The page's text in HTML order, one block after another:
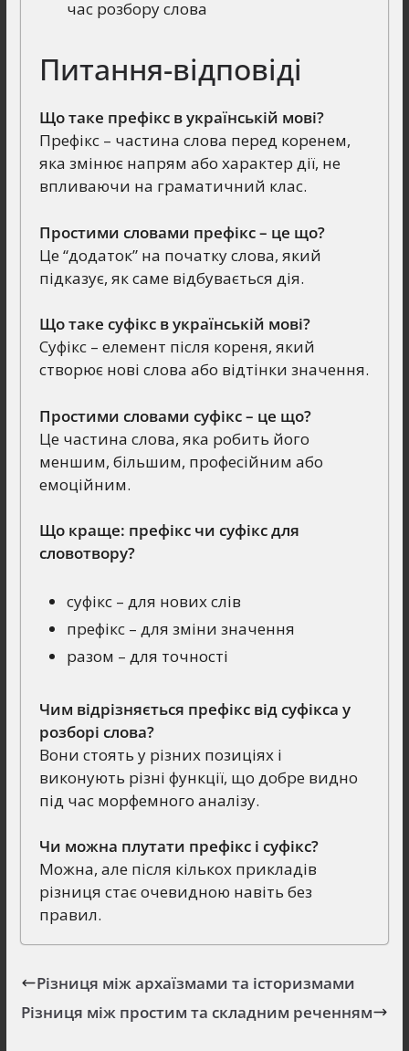
час розбору слова
Питання-відповіді
Що таке префікс в українській мові?
Префікс – частина слова перед коренем,
яка змінює напрям або характер дії, не
впливаючи на граматичний клас.
Простими словами префікс – це що?
Це “додаток” на початку слова, який
підказує, як саме відбувається дія.
Що таке суфікс в українській мові?
Суфікс – елемент після кореня, який
створює нові слова або відтінки значення.
Простими словами суфікс – це що?
Це частина слова, яка робить його
меншим, більшим, професійним або
емоційним.
Що краще: префікс чи суфікс для
словотвору?
суфікс – для нових слів
префікс – для зміни значення
разом – для точності
Чим відрізняється префікс від суфікса у
розборі слова?
Вони стоять у різних позиціях і
виконують різні функції, що добре видно
під час морфемного аналізу.
Чи можна плутати префікс і суфікс?
Можна, але після кількох прикладів
різниця стає очевидною навіть без
правил.
Різниця між архаїзмами та історизмами
Різниця між простим та складним реченням